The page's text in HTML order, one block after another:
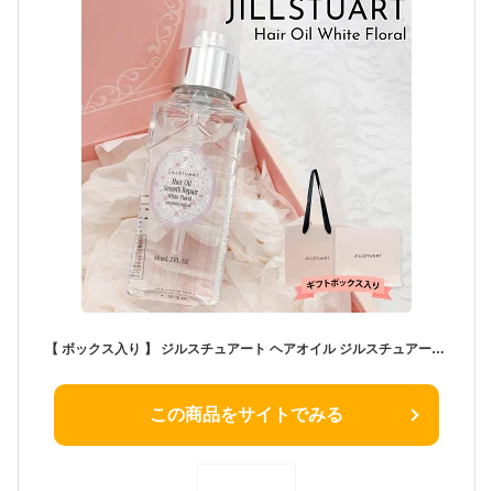
【 ボックス入り 】 ジルスチュアート ヘアオイル ジルスチュアート セット jillstuart ヘアオイル フレグランス ホワイトフローラル ヘアオイル 60ml ジル スチュアート 女性 誕生日プレゼント 女友達 ジルスチュアート ヘアケア セット
この商品をサイトでみる